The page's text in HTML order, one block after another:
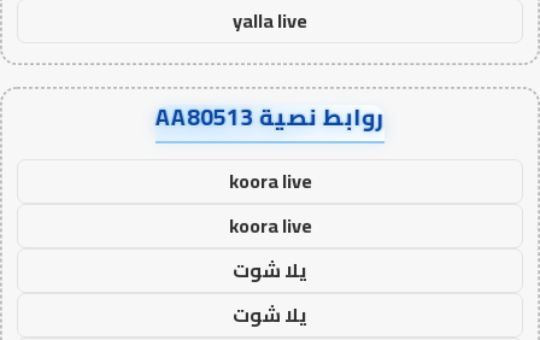
yalla live
روابط نصية AA80513
koora live
koora live
يلا شوت
يلا شوت